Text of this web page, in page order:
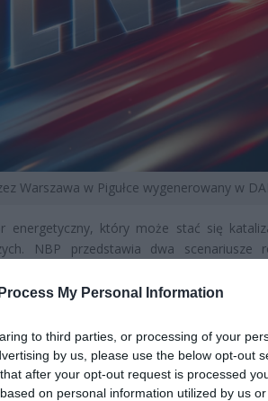
My Personal Information
to third parties, or processing of your
by us, please use the below opt-out
after your opt-out request is processed
on personal information utilized by us
Warszawa w Pigułce wygenerowany w
energetyczny, który może stać się
NBP przedstawia dwa scenariusze
się na poziomie 5,6 procent przez
inflacji prawdopodobnie